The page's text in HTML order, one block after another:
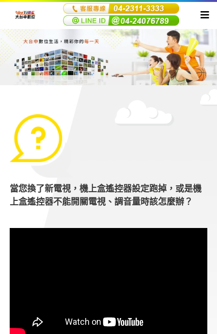
當您換了新電視，機上盒遙控器設定跑掉，或是機
上盒遙控器不能開關電視、調音量時該怎麼辦？